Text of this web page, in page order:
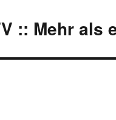
:: Mehr als